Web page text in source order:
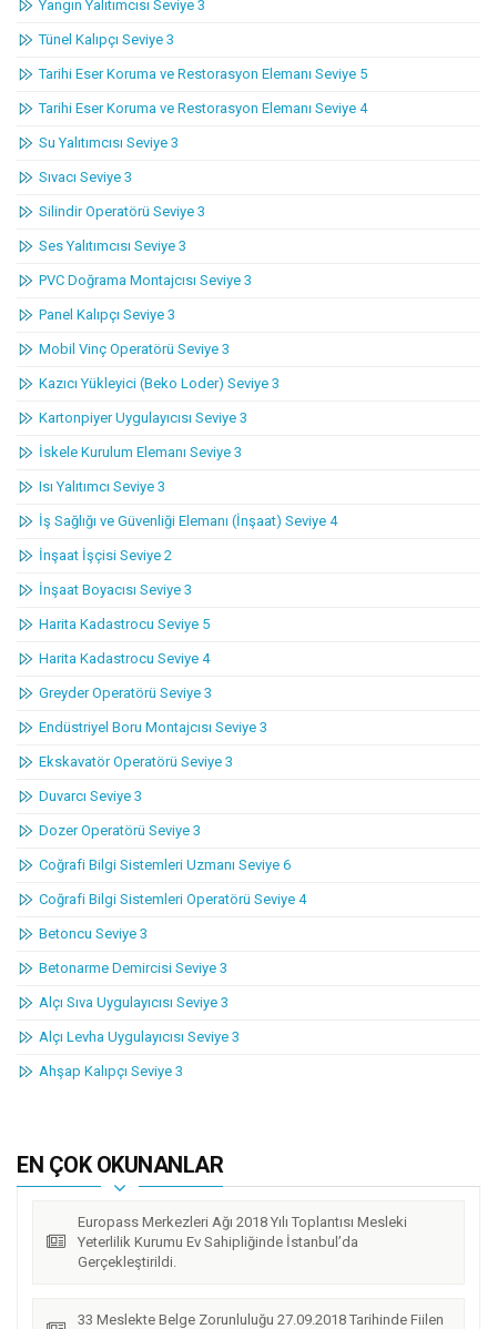
urumu Ev Sahipliğinde İstanbul’da Gerçekleştirildi.
Yangın Yalıtımcısı Seviye 3
Tünel Kalıpçı Seviye 3
Tarihi Eser Koruma ve Restorasyon Elemanı Seviye 5
Tarihi Eser Koruma ve Restorasyon Elemanı Seviye 4
Su Yalıtımcısı Seviye 3
Sıvacı Seviye 3
Silindir Operatörü Seviye 3
Ses Yalıtımcısı Seviye 3
PVC Doğrama Montajcısı Seviye 3
Panel Kalıpçı Seviye 3
Mobil Vinç Operatörü Seviye 3
Kazıcı Yükleyici (Beko Loder) Seviye 3
Kartonpiyer Uygulayıcısı Seviye 3
İskele Kurulum Elemanı Seviye 3
Isı Yalıtımcı Seviye 3
İş Sağlığı ve Güvenliği Elemanı (İnşaat) Seviye 4
İnşaat İşçisi Seviye 2
İnşaat Boyacısı Seviye 3
Harita Kadastrocu Seviye 5
Harita Kadastrocu Seviye 4
Greyder Operatörü Seviye 3
Endüstriyel Boru Montajcısı Seviye 3
Ekskavatör Operatörü Seviye 3
Duvarcı Seviye 3
Dozer Operatörü Seviye 3
Coğrafi Bilgi Sistemleri Uzmanı Seviye 6
Coğrafi Bilgi Sistemleri Operatörü Seviye 4
Betoncu Seviye 3
Betonarme Demircisi Seviye 3
Alçı Sıva Uygulayıcısı Seviye 3
Alçı Levha Uygulayıcısı Seviye 3
Ahşap Kalıpçı Seviye 3
EN ÇOK OKUNANLAR
Europass Merkezleri Ağı 2018 Yılı Toplantısı Mesleki
Yeterlilik Kurumu Ev Sahipliğinde İstanbul’da
Gerçekleştirildi.
33 Meslekte Belge Zorunluluğu 27.09.2018 Tarihinde Fiilen